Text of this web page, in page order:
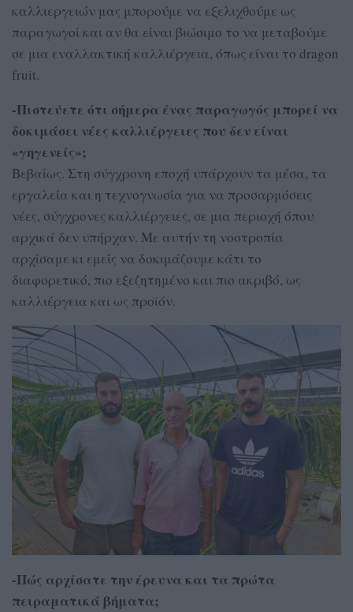
καλλιεργειών μας μπορούμε να εξελιχθούμε ως
παραγωγοί και αν θα είναι βιώσιμο το να μεταβούμε
σε μια εναλλακτική καλλιέργεια, όπως είναι το dragon
fruit.
-Πιστεύετε ότι σήμερα ένας παραγωγός μπορεί να
δοκιμάσει νέες καλλιέργειες που δεν είναι
«γηγενείς»;
Βεβαίως. Στη σύγχρονη εποχή υπάρχουν τα μέσα, τα
εργαλεία και η τεχνογνωσία για να προσαρμόσεις
νέες, σύγχρονες καλλιέργειες, σε μια περιοχή όπου
αρχικά δεν υπήρχαν. Με αυτήν τη νοοτροπία
αρχίσαμε κι εμείς να δοκιμάζουμε κάτι το
διαφορετικό, πιο εξεζητημένο και πιο ακριβό, ως
καλλιέργεια και ως προϊόν.
-Πώς αρχίσατε την έρευνα και τα πρώτα
πειραματικά βήματα;